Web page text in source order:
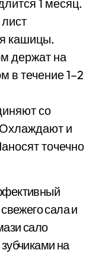
1 месяц.
кашицы.
держат на
в течение 1–2
со
и
точечно
сала и
сало
на